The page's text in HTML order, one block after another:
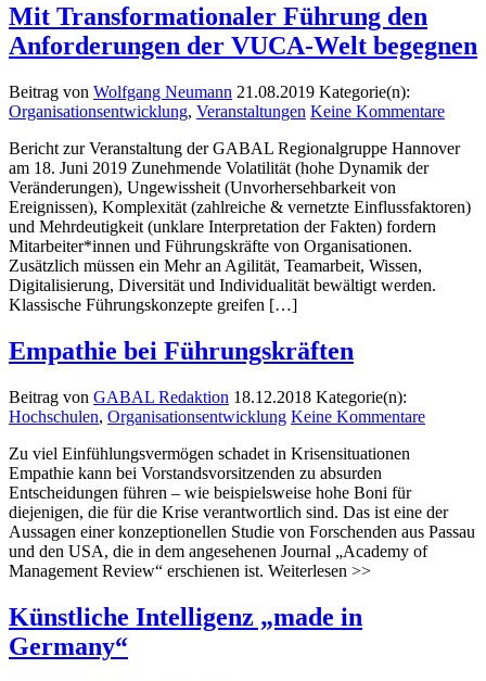
Mit Transformationaler Führung den
Anforderungen der VUCA-Welt begegnen
Beitrag von Wolfgang Neumann 21.08.2019 Kategorie(n):
Organisationsentwicklung, Veranstaltungen Keine Kommentare
Bericht zur Veranstaltung der GABAL Regionalgruppe Hannover
am 18. Juni 2019 Zunehmende Volatilität (hohe Dynamik der
Veränderungen), Ungewissheit (Unvorhersehbarkeit von
Ereignissen), Komplexität (zahlreiche & vernetzte Einflussfaktoren)
und Mehrdeutigkeit (unklare Interpretation der Fakten) fordern
Mitarbeiter*innen und Führungskräfte von Organisationen.
Zusätzlich müssen ein Mehr an Agilität, Teamarbeit, Wissen,
Digitalisierung, Diversität und Individualität bewältigt werden.
Klassische Führungskonzepte greifen […]
Empathie bei Führungskräften
Beitrag von GABAL Redaktion 18.12.2018 Kategorie(n):
Hochschulen, Organisationsentwicklung Keine Kommentare
Zu viel Einfühlungsvermögen schadet in Krisensituationen
Empathie kann bei Vorstandsvorsitzenden zu absurden
Entscheidungen führen – wie beispielsweise hohe Boni für
diejenigen, die für die Krise verantwortlich sind. Das ist eine der
Aussagen einer konzeptionellen Studie von Forschenden aus Passau
und den USA, die in dem angesehenen Journal „Academy of
Management Review“ erschienen ist. Weiterlesen >>
Künstliche Intelligenz „made in
Germany“